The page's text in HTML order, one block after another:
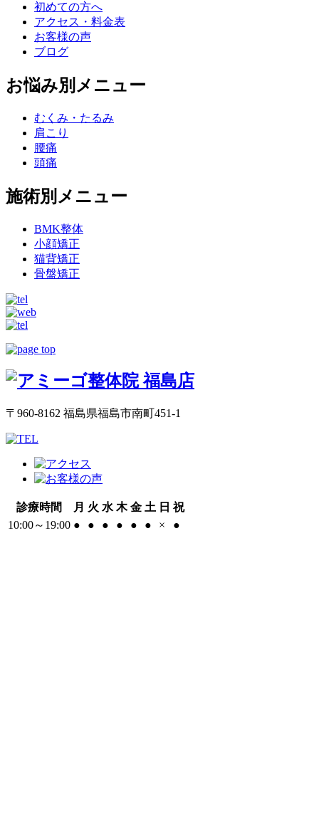
初めての方へ
アクセス・料金表
お客様の声
ブログ
お悩み別メニュー
むくみ・たるみ
肩こり
腰痛
頭痛
施術別メニュー
BMK整体
小顔矯正
猫背矯正
骨盤矯正
〒960-8162 福島県福島市南町451-1
診療時間 月 火 水 木 金 土 日 祝
10:00～19:00 ● ● ● ● ● ● × ●